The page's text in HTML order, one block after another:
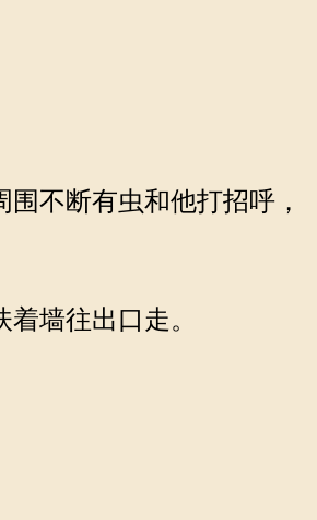
不断有虫和他打招呼，
墙往出口走。